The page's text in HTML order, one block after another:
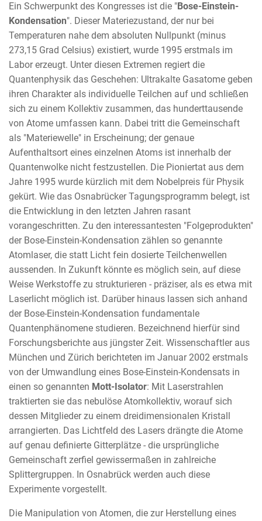
Ein Schwerpunkt des Kongresses ist die "Bose-Einstein-
Kondensation". Dieser Materiezustand, der nur bei
Temperaturen nahe dem absoluten Nullpunkt (minus
273,15 Grad Celsius) existiert, wurde 1995 erstmals im
Labor erzeugt. Unter diesen Extremen regiert die
Quantenphysik das Geschehen: Ultrakalte Gasatome geben
ihren Charakter als individuelle Teilchen auf und schließen
sich zu einem Kollektiv zusammen, das hunderttausende
von Atome umfassen kann. Dabei tritt die Gemeinschaft
als "Materiewelle" in Erscheinung; der genaue
Aufenthaltsort eines einzelnen Atoms ist innerhalb der
Quantenwolke nicht festzustellen. Die Pioniertat aus dem
Jahre 1995 wurde kürzlich mit dem Nobelpreis für Physik
gekürt. Wie das Osnabrücker Tagungsprogramm belegt, ist
die Entwicklung in den letzten Jahren rasant
vorangeschritten. Zu den interessantesten "Folgeprodukten"
der Bose-Einstein-Kondensation zählen so genannte
Atomlaser, die statt Licht fein dosierte Teilchenwellen
aussenden. In Zukunft könnte es möglich sein, auf diese
Weise Werkstoffe zu strukturieren - präziser, als es etwa mit
Laserlicht möglich ist. Darüber hinaus lassen sich anhand
der Bose-Einstein-Kondensation fundamentale
Quantenphänomene studieren. Bezeichnend hierfür sind
Forschungsberichte aus jüngster Zeit. Wissenschaftler aus
München und Zürich berichteten im Januar 2002 erstmals
von der Umwandlung eines Bose-Einstein-Kondensats in
einen so genannten Mott-Isolator: Mit Laserstrahlen
traktierten sie das nebulöse Atomkollektiv, worauf sich
dessen Mitglieder zu einem dreidimensionalen Kristall
arrangierten. Das Lichtfeld des Lasers drängte die Atome
auf genau definierte Gitterplätze - die ursprüngliche
Gemeinschaft zerfiel gewissermaßen in zahlreiche
Splittergruppen. In Osnabrück werden auch diese
Experimente vorgestellt.
Die Manipulation von Atomen, die zur Herstellung eines